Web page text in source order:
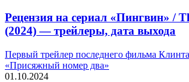
Рецензия на сериал «Пингвин» /
(2024) — трейлеры, дата выхода
Первый трейлер последнего фильма
«Присяжный номер два»
01.10.2024